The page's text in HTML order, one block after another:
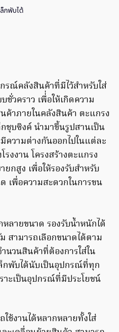
กพับได้
รณ์คลังสินค้าที่มีไว้สำหรับใส่
วคราว เพื่่อให้เกิดความ
ค้าภายในคลังสินค้า ตะแกรง
ชุบซิงค์ นำมาขึ้นรูปสานเป็น
ความต่างกันออกไปในแต่ละ
งงาน โครงสร้างตะแกรง
กสูง เพื่อให้รองรับสำหรับ
เพื่อความสะดวกในการขน
ลายขนาด รองรับน้ำหนักได้
สามารถเลือกขนาดได้ตาม
นวนสินค้าที่ต้องการใส่ใน
กพับได้นับเป็นอุปกรณ์ที่ทุก
าะเป็นอุปกรณ์ที่มีประโยชน์
ใช้งานได้หลากหลายทั้งใส่